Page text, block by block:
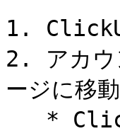
1.
2. アカウ
ージに移